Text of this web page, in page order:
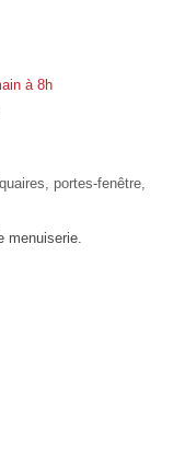
à 8h
portes-fenêtre,
menuiserie.